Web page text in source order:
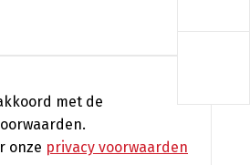
met de
onze privacy voorwaarden